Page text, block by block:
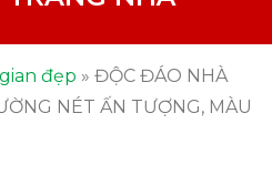
đẹp » ĐỘC ĐÁO NHÀ
NÉT ẤN TƯỢNG, MÀU